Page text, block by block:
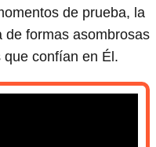
de prueba, la
de formas asombrosas
confían en Él.